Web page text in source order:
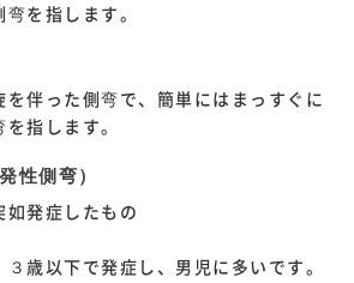
を指します。
を伴った側弯で、簡単にはまっすぐに
指します。
性側弯）
如発症したもの
歳以下で発症し、男児に多いです。